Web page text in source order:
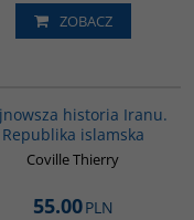
ZOBACZ
historia Iranu.
Republika islamska
Coville Thierry
55.00PLN